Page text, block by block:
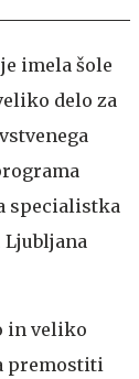
imela šole
delo za
specialistka
Ljubljana
in veliko
premostiti